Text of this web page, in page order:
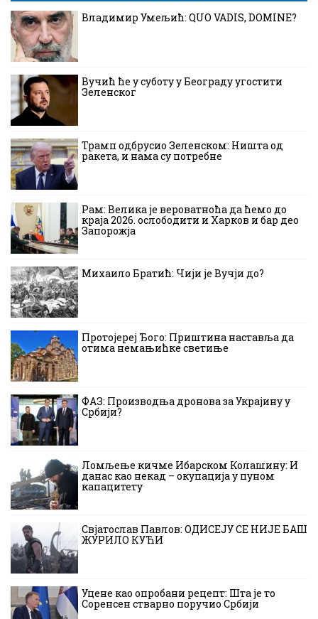
Владимир Умељић: QUO VADIS, DOMINE?
Вучић ће у суботу у Београду угостити
Зеленског
Трамп одбрусио Зеленском: Ништа од
ракета, и нама су потребне
Рам: Велика је вероватноћа да ћемо до
краја 2026. ослободити и Харков и бар део
Запорожја
Михаило Братић: Чији је Вучји до?
Протојереј Ђого: Приштина наставља да
отима немањићке светиње
ФАЗ: Производња дронова за Украјину у
Србији?
Ломљење кичме Ибарском Колашину: И
данас као некад – окупација у пуном
капацитету
Свјатослав Павлов: ОДИСЕЈУ СЕ НИЈЕ БАШ
ЖУРИЛО КУЋИ
Уцене као опробани рецепт: Шта је то
Соренсен стварно поручио Србији